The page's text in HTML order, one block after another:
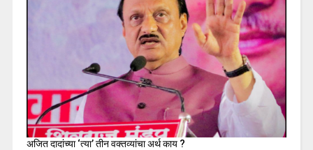
अजित दादांच्या ‘त्या’ तीन वक्तव्यांचा अर्थ काय ?